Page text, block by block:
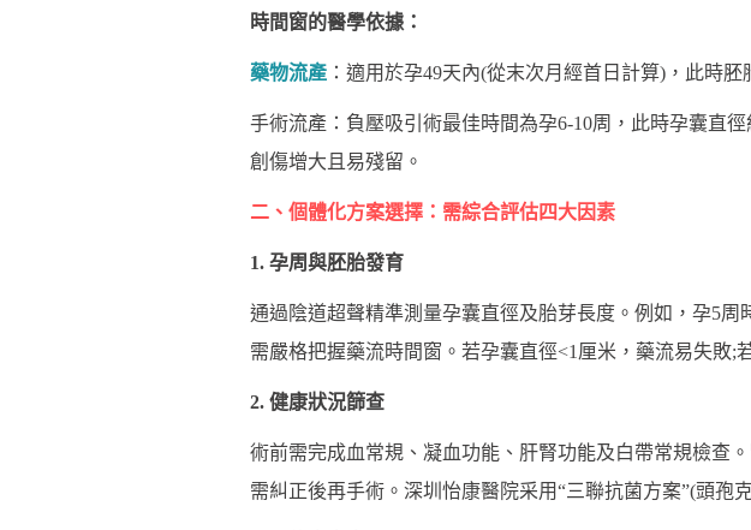
時間窗的醫學依據：
藥物流產：適用於孕49天內(從末次月經首日計算)，此時
手術流產：負壓吸引術最佳時間為孕6-10周，此時孕囊直
創傷增大且易殘留。
二、個體化方案選擇：需綜合評估四大因素
1. 孕周與胚胎發育
通過陰道超聲精準測量孕囊直徑及胎芽長度。例如，孕5周
需嚴格把握藥流時間窗。若孕囊直徑<1厘米，藥流易失敗;
2. 健康狀況篩查
術前需完成血常規、凝血功能、肝腎功能及白帶常規檢查
需糾正後再手術。深圳怡康醫院采用“三聯抗菌方案”(頭孢